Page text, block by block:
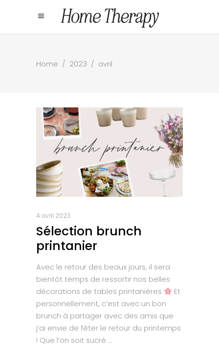
Home / 2023 / avril
4 avril 2023
Sélection brunch
printanier
Avec le retour des beaux jours, il sera
bientôt temps de ressortir nos belles
décorations de tables printanières
Et
personnellement, c’est avec un bon
brunch à partager avec des amis que
j’ai envie de fêter le retour du printemps
! Que l’on soit sucré